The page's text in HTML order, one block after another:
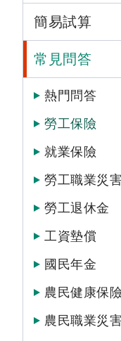
簡易試算
常見問答
熱門問答
勞工保險
就業保險
勞工職業災
勞工退休金
工資墊償
國民年金
農民健康保
農民職業災